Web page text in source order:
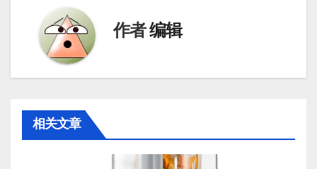
作者编辑
相关文章